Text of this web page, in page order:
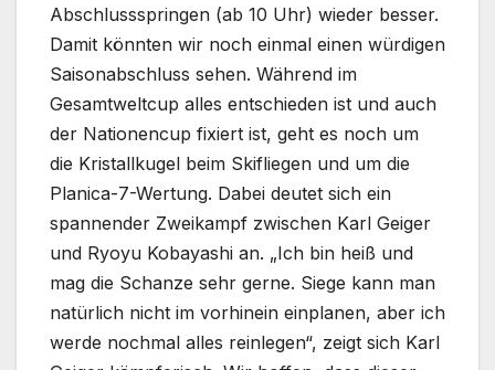
Abschlussspringen (ab 10 Uhr) wieder besser.
Damit könnten wir noch einmal einen würdigen
Saisonabschluss sehen. Während im
Gesamtweltcup alles entschieden ist und auch
der Nationencup fixiert ist, geht es noch um
die Kristallkugel beim Skifliegen und um die
Planica-7-Wertung. Dabei deutet sich ein
spannender Zweikampf zwischen Karl Geiger
und Ryoyu Kobayashi an. „Ich bin heiß und
mag die Schanze sehr gerne. Siege kann man
natürlich nicht im vorhinein einplanen, aber ich
werde nochmal alles reinlegen“, zeigt sich Karl